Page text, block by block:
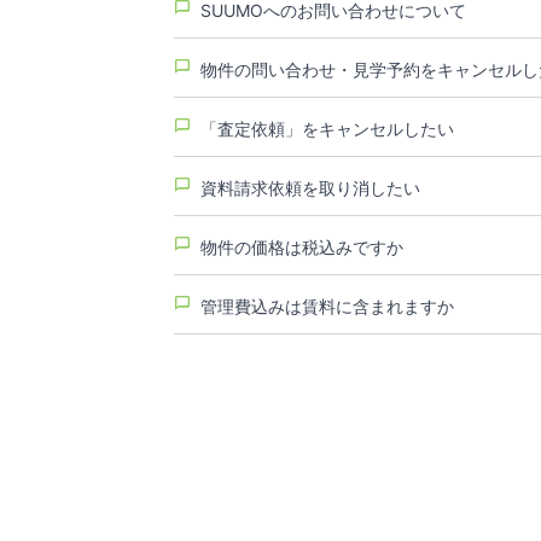
SUUMOへのお問い合わせについて
物件の問い合わせ・見学予約をキャンセル
「査定依頼」をキャンセルしたい
資料請求依頼を取り消したい
物件の価格は税込みですか
管理費込みは賃料に含まれますか